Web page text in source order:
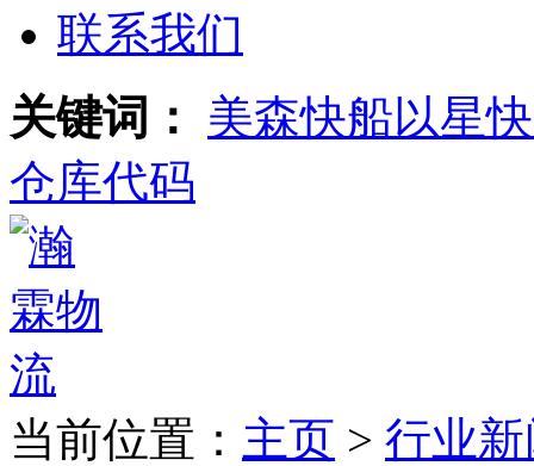
联系我们
关键词：
美森快船以星
仓库代码
当前位置： 主页 > 行业